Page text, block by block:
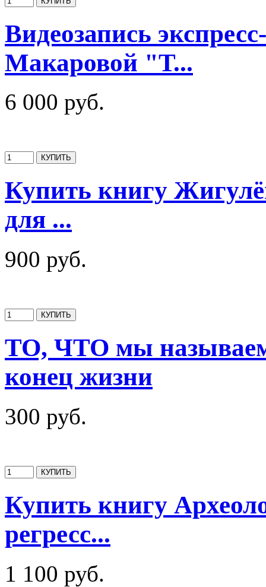
Видеозапись
Макаровой "Т...
6 000 руб.
Купить книгу
для ...
900 руб.
ТО, ЧТО мы
конец жизни
300 руб.
Купить книгу
регресс...
1 100 руб.